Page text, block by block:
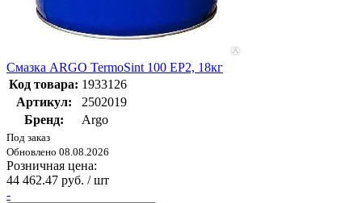
Смазка ARGO TermoSint 100 EP2, 18кг
Код товара: 1933126
Артикул:
2502019
Бренд:
Argo
Под заказ
Обновлено 08.08.2026
Розничная цена:
44 462.47 руб. / шт
-